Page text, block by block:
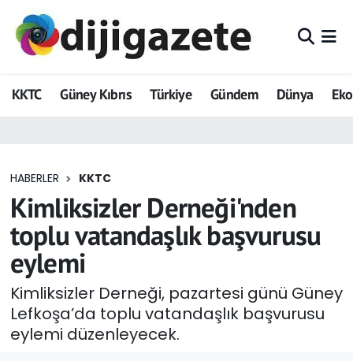
KKTC Güney Kıbrıs Türkiye Gündem Dünya
HABERLER KKTC
Kimliksizler Derneği'nden
toplu vatandaşlık başvurusu
eylemi
Kimliksizler Derneği, pazartesi günü Güney
Lefkoşa’da toplu vatandaşlık başvurusu
eylemi düzenleyecek.
ADVERTORIAL
Dijigazete
Eğitim
Ekonomi
Foto Galeri
GEZİ
Güncel
Hava Durumu
Trafik Durumu
Tüm Manşetler
Son Dakika Haberleri
Haber Arşivi